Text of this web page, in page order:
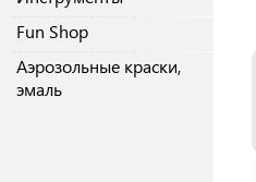
Fun Shop
Аэрозольные краски,
эмаль